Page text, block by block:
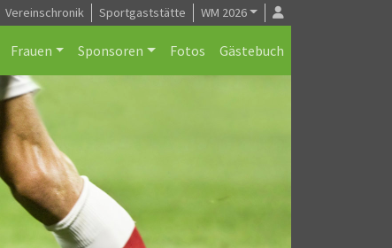
Vereinschronik Sportgaststätte WM 2026
Frauen Sponsoren Fotos Gästebuch